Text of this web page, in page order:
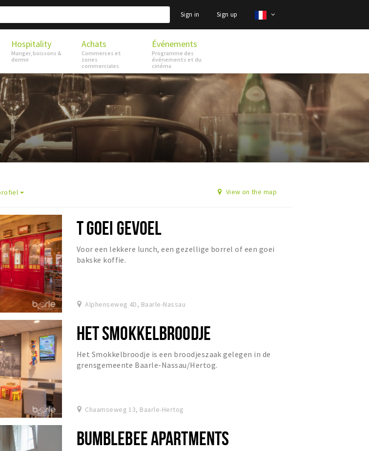
Sign in Sign up
Hospitality
Manger, boissons &
dormir
Achats
Commerces et
zones
commerciales
Événements
Programme des
événements et du
cinéma
View on the map
T GOEI GEVOEL
Voor een lekkere lunch, een gezellige borrel of een goei
bakske koffie.
Alphenseweg 4D, Baarle-Nassau
HET SMOKKELBROODJE
Het Smokkelbroodje is een broodjeszaak gelegen in de
grensgemeente Baarle-Nassau/Hertog.
Chaamseweg 13, Baarle-Hertog
BUMBLEBEE APARTMENTS